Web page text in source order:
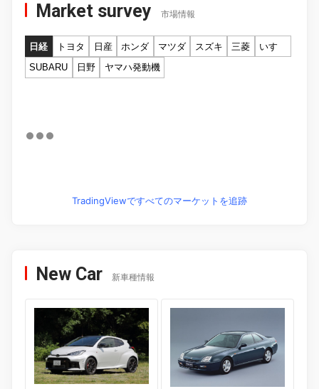
Market survey 市場情報
日経 トヨタ 日産 ホンダ マツダ スズキ 三菱
いすゞ
SUBARU
日野 ヤマハ発動機
TradingViewですべてのマーケットを追跡
New Car 新車種情報